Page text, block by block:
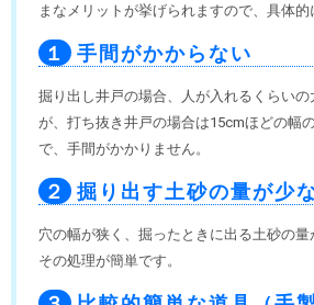
まなメリットが挙げられますので、具体的
１ 手間がかからない
掘り出し井戸の場合、人が入れるくらい
が、打ち抜き井戸の場合は15cmほどの幅
で、手間がかかりません。
２ 掘り出す土砂の量が少
穴の幅が狭く、掘ったときに出る土砂の量
その処理が簡単です。